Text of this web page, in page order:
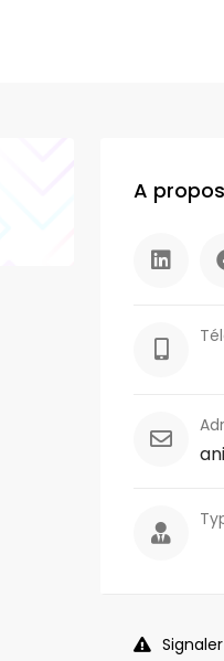
A propos